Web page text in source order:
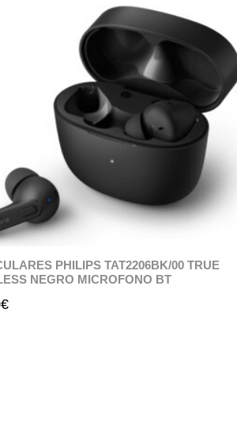
PHILIPS TAT2206BK/00 TRUE
NEGRO MICROFONO BT
€